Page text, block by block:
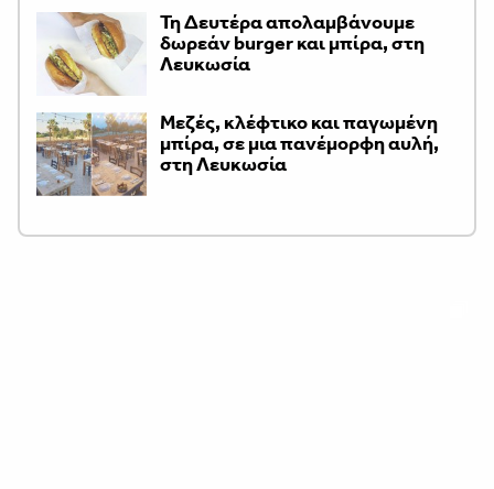
Τη Δευτέρα απολαμβάνουμε
δωρεάν burger και μπίρα, στη
Λευκωσία
Μεζές, κλέφτικο και παγωμένη
μπίρα, σε μια πανέμορφη αυλή,
στη Λευκωσία